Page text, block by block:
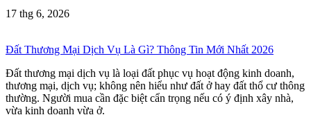
17 thg 6, 2026
Đất Thương Mại Dịch Vụ Là Gì? Thông Tin Mới Nhất 2026
Đất thương mại dịch vụ là loại đất phục vụ hoạt động kinh doanh,
thương mại, dịch vụ; không nên hiểu như đất ở hay đất thổ cư thông
thường. Người mua cần đặc biệt cẩn trọng nếu có ý định xây nhà,
vừa kinh doanh vừa ở.